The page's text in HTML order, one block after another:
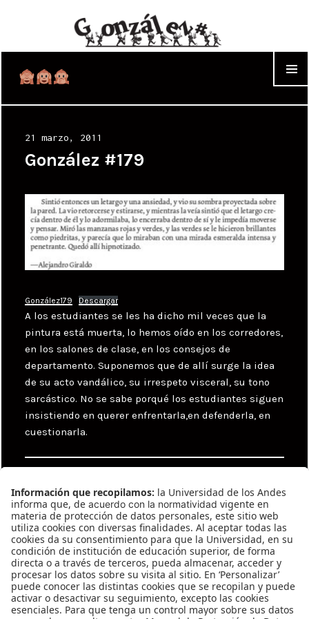
Posted
on
21 marzo, 2011
González #179
González179 Descargar
A los estudiantes se les ha dicho mil veces que la
pintura está muerta, lo hemos oído en los corredores,
en los salones de clase, en los consejos de
departamento. Suponemos que de allí surge la idea
de su acto vandálico, su irrespeto visceral, su tono
sarcástico. No se sabe porqué los estudiantes siguen
insistiendo en querer enfrentarla,en defenderla, en
cuestionarla.
Tags
Diana Carolina Aldana,Juana Anzellini,Lina
Espinosa,Lucas Ospina,Nicolás Gómez
Navegación
de
Previous
Previous
González #178